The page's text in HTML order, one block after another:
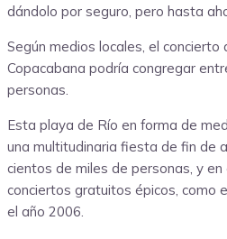
dándolo por seguro, pero hasta
Según medios locales, el concierto
Copacabana podría congregar
personas.
Esta playa de Río en forma de
una multitudinaria fiesta de fin de
cientos de miles de personas, y
conciertos gratuitos épicos, como
el año 2006.